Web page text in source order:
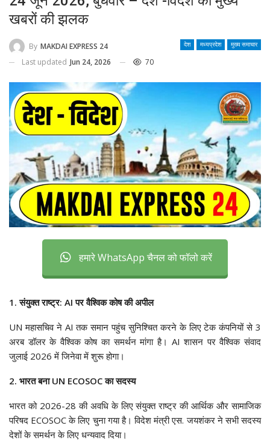
खबरों की झलक
देश मध्यप्रदेश मुख्य समाचार
By MAKDAI EXPRESS 24
Last updated Jun 24, 2026 70
हमारे WhatsApp चैनल को फॉलो करें
1. संयुक्त राष्ट्र: AI पर वैश्विक कोष की अपील
UN महासचिव ने AI तक समान पहुंच सुनिश्चित करने के लिए टेक कंपनियों से 3
अरब डॉलर के वैश्विक कोष का समर्थन मांगा है। AI शासन पर वैश्विक संवाद
जुलाई 2026 में जिनेवा में शुरू होगा।
2. भारत बना UN ECOSOC का सदस्य
भारत को 2026-28 की अवधि के लिए संयुक्त राष्ट्र की आर्थिक और सामाजिक
परिषद ECOSOC के लिए चुना गया है। विदेश मंत्री एस. जयशंकर ने सभी सदस्य
देशों के समर्थन के लिए धन्यवाद दिया।